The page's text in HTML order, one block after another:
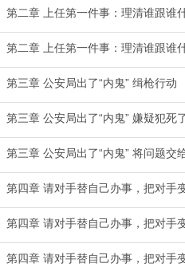
第二章 上任第一件事：理清谁跟谁
第二章 上任第一件事：理清谁跟谁
第三章 公安局出了“内鬼” 缉枪行动
第三章 公安局出了“内鬼” 嫌疑犯死
第三章 公安局出了“内鬼” 将问题交
第四章 请对手替自己办事，把对手
第四章 请对手替自己办事，把对手